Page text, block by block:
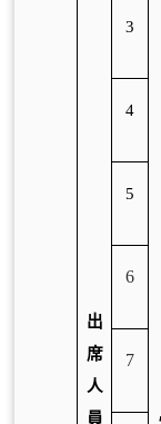
出
席
人
員
3
4
5
6
7